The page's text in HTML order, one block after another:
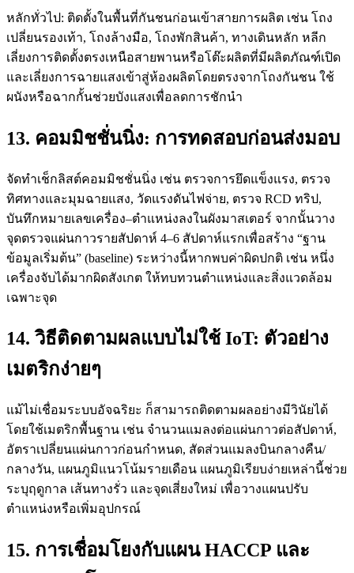
หลักทั่วไป: ติดตั้งในพื้นที่กันชนก่อนเข้าสายการผลิต เช่น โถง
เปลี่ยนรองเท้า, โถงล้างมือ, โถงพักสินค้า, ทางเดินหลัก หลีก
เลี่ยงการติดตั้งตรงเหนือสายพานหรือโต๊ะผลิตที่มีผลิตภัณฑ์เปิด
และเลี่ยงการฉายแสงเข้าสู่ห้องผลิตโดยตรงจากโถงกันชน ใช้
ผนังหรือฉากกั้นช่วยบังแสงเพื่อลดการชักนำ
13. คอมมิชชั่นนิ่ง: การทดสอบก่อนส่งมอบ
จัดทำเช็กลิสต์คอมมิชชั่นนิ่ง เช่น ตรวจการยึดแข็งแรง, ตรวจ
ทิศทางและมุมฉายแสง, วัดแรงดันไฟจ่าย, ตรวจ RCD ทริป,
บันทึกหมายเลขเครื่อง–ตำแหน่งลงในผังมาสเตอร์ จากนั้นวาง
จุดตรวจแผ่นกาวรายสัปดาห์ 4–6 สัปดาห์แรกเพื่อสร้าง “ฐาน
ข้อมูลเริ่มต้น” (baseline) ระหว่างนี้หากพบค่าผิดปกติ เช่น หนึ่ง
เครื่องจับได้มากผิดสังเกต ให้ทบทวนตำแหน่งและสิ่งแวดล้อม
เฉพาะจุด
14. วิธีติดตามผลแบบไม่ใช้ IoT: ตัวอย่าง
เมตริกง่ายๆ
แม้ไม่เชื่อมระบบอัจฉริยะ ก็สามารถติดตามผลอย่างมีวินัยได้
โดยใช้เมตริกพื้นฐาน เช่น จำนวนแมลงต่อแผ่นกาวต่อสัปดาห์,
อัตราเปลี่ยนแผ่นกาวก่อนกำหนด, สัดส่วนแมลงบินกลางคืน/
กลางวัน, แผนภูมิแนวโน้มรายเดือน แผนภูมิเรียบง่ายเหล่านี้ช่วย
ระบุฤดูกาล เส้นทางรั่ว และจุดเสี่ยงใหม่ เพื่อวางแผนปรับ
ตำแหน่งหรือเพิ่มอุปกรณ์
15. การเชื่อมโยงกับแผน HACCP และ